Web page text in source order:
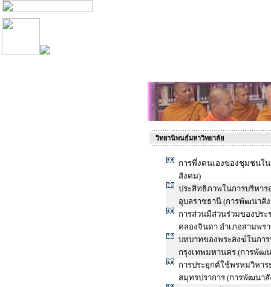
วิทยานิพนธ์มหาวิทยาลัย
การพึ่งตนเองของชุมชนใ
สังคม)
ประสิทธิภาพในการบริหาร
อุบลราชธานี (การพัฒนาสั
การส่วนมีส่วนร่วมของปร
คลองจินดา อำเภอสามพ
บทบาทของพระสงฆ์ในก
กรุงเทพมหานคร (การพัฒ
การประยุกต์ใช้พรหมวิหา
สมุทรปราการ (การพัฒนา